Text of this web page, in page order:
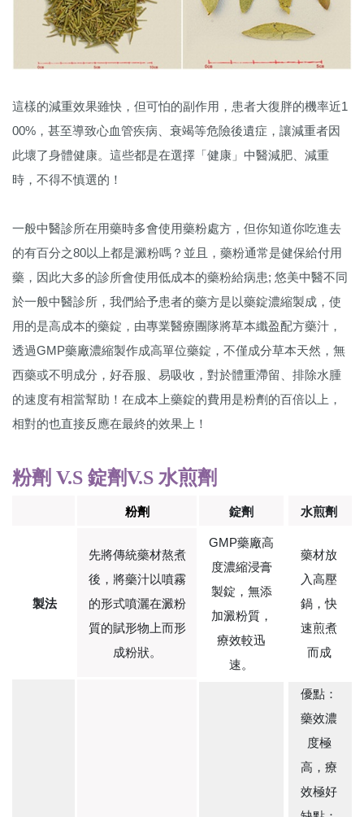
這樣的減重效果雖快，但可怕的副作用，患者大復胖的機率近1
00%，甚至導致心血管疾病、衰竭等危險後遺症，讓減重者因
此壞了身體健康。這些都是在選擇「健康」中醫減肥、減重
時，不得不慎選的！
一般中醫診所在用藥時多會使用藥粉處方，但你知道你吃進去
的有百分之80以上都是澱粉嗎？並且，藥粉通常是健保給付用
藥，因此大多的診所會使用低成本的藥粉給病患; 悠美中醫不同
於一般中醫診所，我們給予患者的藥方是以藥錠濃縮製成，使
用的是高成本的藥錠，由專業醫療團隊將草本纖盈配方藥汁，
透過GMP藥廠濃縮製作成高單位藥錠，不僅成分草本天然，無
西藥或不明成分，好吞服、易吸收，對於體重滯留、排除水腫
的速度有相當幫助！在成本上藥錠的費用是粉劑的百倍以上，
相對的也直接反應在最終的效果上！
粉劑 V.S 錠劑V.S 水煎劑
粉劑 錠劑 水煎劑
製法
先將傳統藥材熬煮
後，將藥汁以噴霧
的形式噴灑在澱粉
質的賦形物上而形
成粉狀。
GMP藥廠高
度濃縮浸膏
製錠，無添
加澱粉質，
療效較迅
速。
藥材放
入高壓
鍋，快
速煎煮
而成
優點：
藥效濃
度極
高，療
效極好